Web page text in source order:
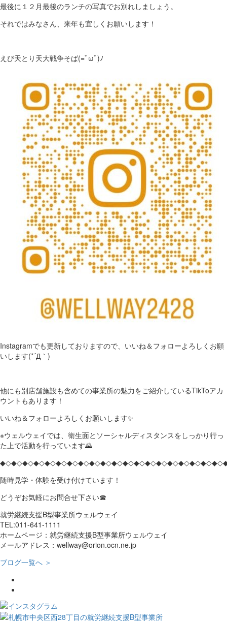
最後に１２月最後のランチの写真でお別れしましょう。
それではみなさん、来年も宜しくお願いします！
えび天とり天大戦争そば(=ﾟωﾟ)ﾉ
Instagramでも更新しておりますので、いいね＆フォローよろしくお願
いします(*´Д｀)
他にも別店舗施設も含めての事業所の魅力をご紹介しているTikToアカ
ウントもあります！
いいね＆フォローよろしくお願いします✨
※ウェルウェイでは、衛生面とソーシャルディスタンスをしっかり行っ
た上で活動を行っています🌄
随時見学・体験を受け付けています！
どうぞお気軽にお問合せ下さい☎
就労継続支援B型事業所ウェルウェイ
TEL:011-641-1111
ホームページ：就労継続支援B型事業所ウェルウェイ
メールアドレス：wellway@orion.ocn.ne.jp
ブログ一覧へ ＞